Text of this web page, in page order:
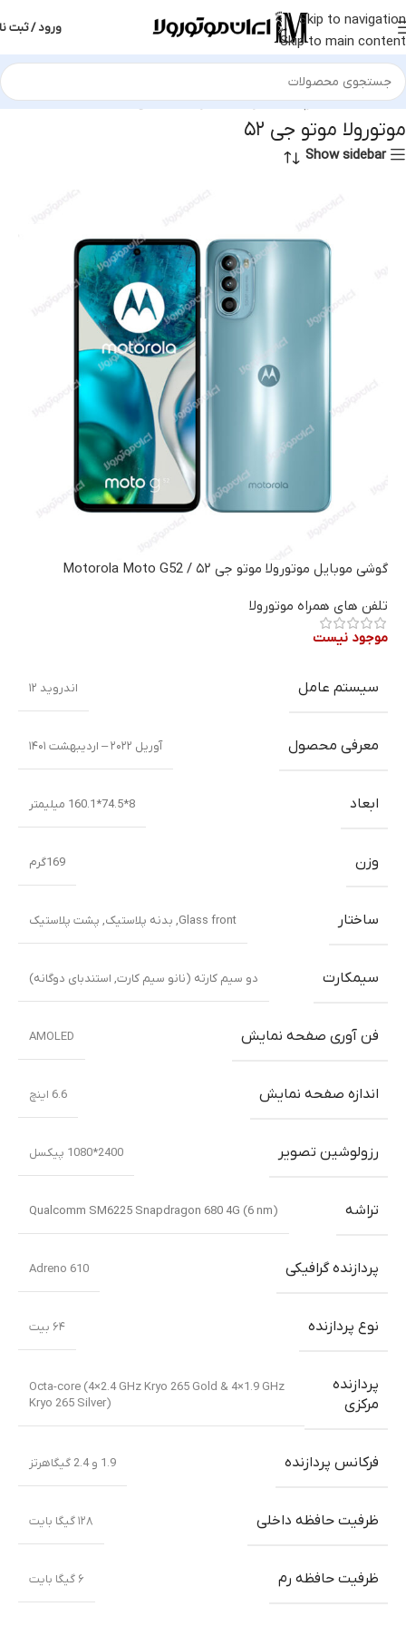
Skip to navigation
Skip to main content
ورود / ثبت
خانه محصولات برچسب خورده “موتورولا موتو جی ۵۲”
موتورولا موتو جی ۵۲
Show sidebar
گوشی موبایل موتورولا موتو جی ۵۲ / Motorola Moto G52
تلفن های همراه موتورولا
موجود نیست
سیستم عامل اندروید ۱۲
معرفی محصول آوریل ۲۰۲۲ – اردیبهشت ۱۴۰۱
ابعاد 8*74.5*160.1 میلیمتر
وزن 169گرم
ساختار Glass front
, بدنه پلاستیک, پشت پلاستیک
سیمکارت دو سیم کارته (نانو سیم کارت, استندبای دوگانه)
فن آوری صفحه نمایش AMOLED
اندازه صفحه نمایش 6.6 اینچ
رزولوشین تصویر 2400*1080 پیکسل
تراشه Qualcomm SM6225 Snapdragon 680 4G (6 nm)
پردازنده گرافیکی Adreno 610
نوع پردازنده ۶۴ بیت
پردازنده
مرکزی
Octa-core (4×2.4 GHz Kryo 265 Gold & 4×1.9 GHz
Kryo 265 Silver)
فرکانس پردازنده 1.9 و 2.4 گیگاهرتز
ظرفیت حافظه داخلی ۱۲۸ گیگا بایت
ظرفیت حافظه رم ۶ گیگا بایت